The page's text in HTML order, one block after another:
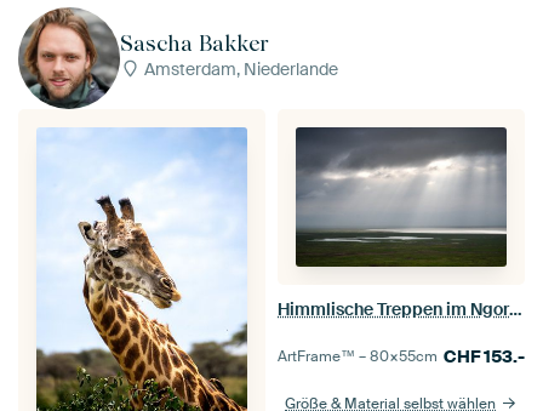
Sascha Bakker
Amsterdam, Niederlande
Himmlische Treppen im Ngorogoro
ArtFrame™ –80×55cm CHF153.-
Größe & Material selbst wählen